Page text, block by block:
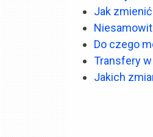
Jak
Do czego
Transfery w
Jakich